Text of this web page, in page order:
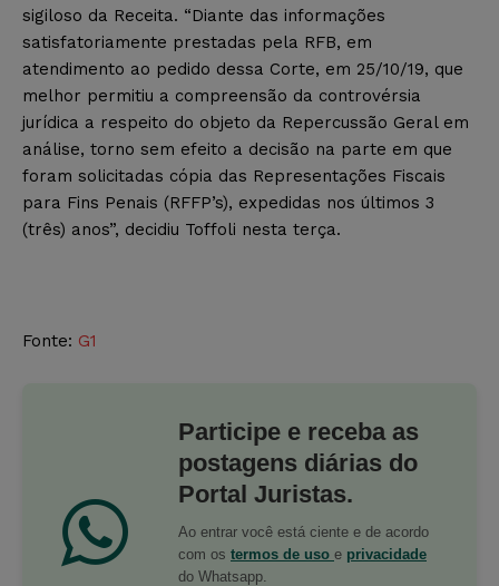
sigiloso da Receita. “Diante das informações
satisfatoriamente prestadas pela RFB, em
atendimento ao pedido dessa Corte, em 25/10/19, que
melhor permitiu a compreensão da controvérsia
jurídica a respeito do objeto da Repercussão Geral em
análise, torno sem efeito a decisão na parte em que
foram solicitadas cópia das Representações Fiscais
para Fins Penais (RFFP’s), expedidas nos últimos 3
(três) anos”, decidiu Toffoli nesta terça.
Fonte: G1
Participe e receba as
postagens diárias do
Portal Juristas.
Ao entrar você está ciente e de acordo
com os termos de uso e privacidade
do Whatsapp.